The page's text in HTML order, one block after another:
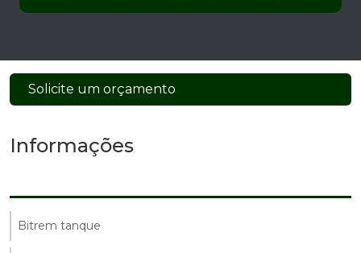
Solicite um orçamento
Informações
Bitrem tanque